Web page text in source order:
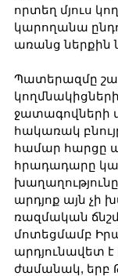
որտեղ մյուս
կարողանա
առանց ներքին
Պատերազմը
ջատագովների
հակառակ
համար հարցը
հրադադարը
արդյոք այն չի
ռազմական
մոտեցմամբ
արդյունավետ է
ժամանակ, երբ